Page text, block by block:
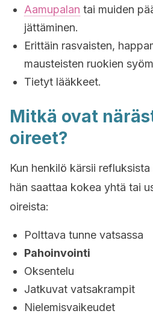
Aamupalan tai muiden
jättäminen.
Erittäin rasvaisten,
mausteisten ruokien
Tietyt lääkkeet.
Mitkä ovat
oireet?
Kun henkilö kärsii
hän saattaa kokea yhtä tai
oireista:
Polttava tunne vatsassa
Pahoinvointi
Oksentelu
Jatkuvat vatsakrampit
Nielemisvaikeudet